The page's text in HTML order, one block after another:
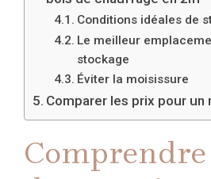
Conditions idéales de
Le meilleur
stockage
Éviter la moisissure
Comparer les prix pour un